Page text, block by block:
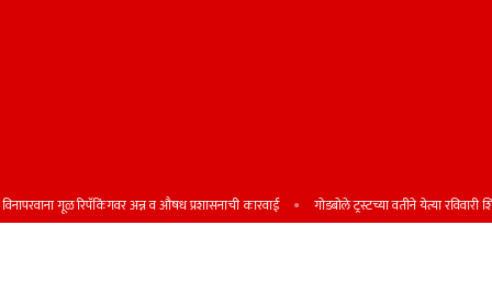
गूळ रिपॅकिंगवर अन्न व औषध प्रशासनाची कारवाई गोडबोले ट्रस्टच्या वतीने येत्या रविवारी